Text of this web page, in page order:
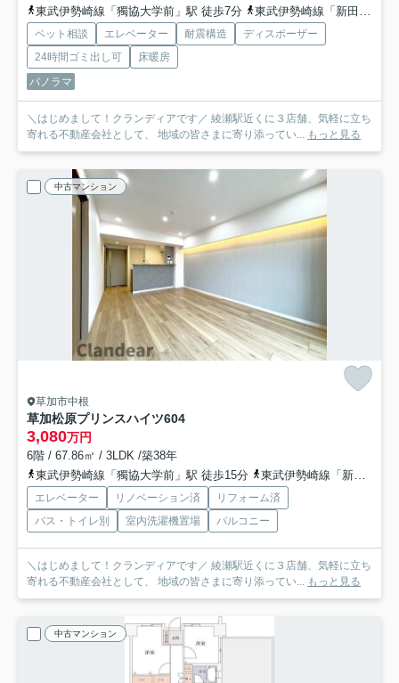
東武伊勢崎線「獨協大学前」駅 徒歩7分
東武伊勢崎線「新田」駅 徒歩19分
ペット相談 エレベーター 耐震構造
ディスポーザー
24時間ゴミ出し可
床暖房
パノラマ
＼はじめまして！クランディアです／ 綾瀬駅近くに３店舗、気軽に立ち
寄れる不動産会社として、 地域の皆さまに寄り添ってい... もっと見る
中古マンション
草加市中根
草加松原プリンスハイツ604
3,080万円
6階 / 67.86㎡ / 3LDK /築38年
東武伊勢崎線「獨協大学前」駅 徒歩15分
東武伊勢崎線「新田」駅 徒歩28分
エレベーター リノベーション済
リフォーム済
バス・トイレ別
室内洗濯機置場 バルコニー
＼はじめまして！クランディアです／ 綾瀬駅近くに３店舗、気軽に立ち
寄れる不動産会社として、 地域の皆さまに寄り添ってい... もっと見る
中古マンション